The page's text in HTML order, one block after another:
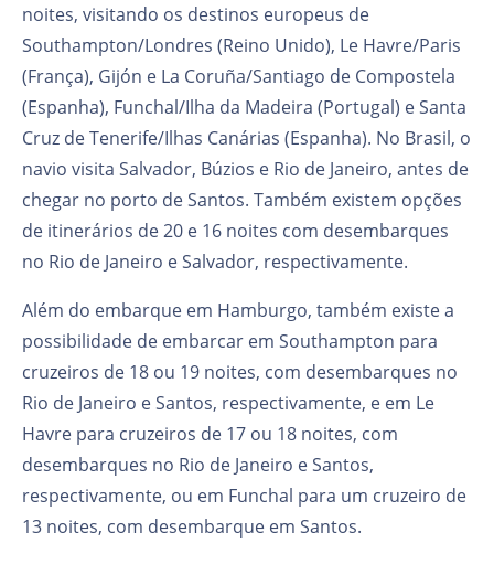
noites, visitando os destinos europeus de
Southampton/Londres (Reino Unido), Le Havre/Paris
(França), Gijón e La Coruña/Santiago de Compostela
(Espanha), Funchal/Ilha da Madeira (Portugal) e Santa
Cruz de Tenerife/Ilhas Canárias (Espanha). No Brasil, o
navio visita Salvador, Búzios e Rio de Janeiro, antes de
chegar no porto de Santos. Também existem opções
de itinerários de 20 e 16 noites com desembarques
no Rio de Janeiro e Salvador, respectivamente.
Além do embarque em Hamburgo, também existe a
possibilidade de embarcar em Southampton para
cruzeiros de 18 ou 19 noites, com desembarques no
Rio de Janeiro e Santos, respectivamente, e em Le
Havre para cruzeiros de 17 ou 18 noites, com
desembarques no Rio de Janeiro e Santos,
respectivamente, ou em Funchal para um cruzeiro de
13 noites, com desembarque em Santos.